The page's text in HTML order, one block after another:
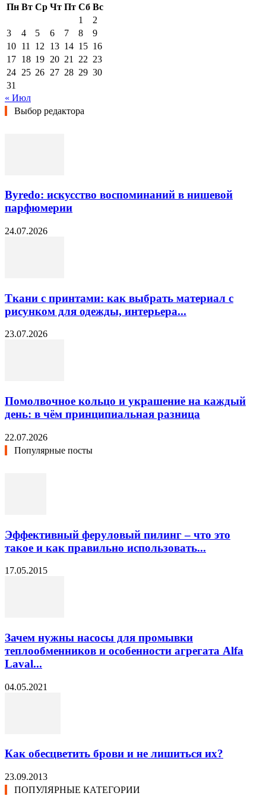
Пн Вт Ср Чт Пт Сб Вс
1
2
3
4 5 6 7 8
9
10 11 12 13 14 15 16
17 18 19 20 21 22 23
24 25 26 27 28 29 30
31
« Июл
Выбор редактора
Byredo: искусство воспоминаний в нишевой
парфюмерии
24.07.2026
Ткани с принтами: как выбрать материал с
рисунком для одежды, интерьера...
23.07.2026
Помолвочное кольцо и украшение на каждый
день: в чём принципиальная разница
22.07.2026
Популярные посты
Эффективный феруловый пилинг – что это
такое и как правильно использовать...
17.05.2015
Зачем нужны насосы для промывки
теплообменников и особенности агрегата Alfa
Laval...
04.05.2021
Как обесцветить брови и не лишиться их?
23.09.2013
ПОПУЛЯРНЫЕ КАТЕГОРИИ